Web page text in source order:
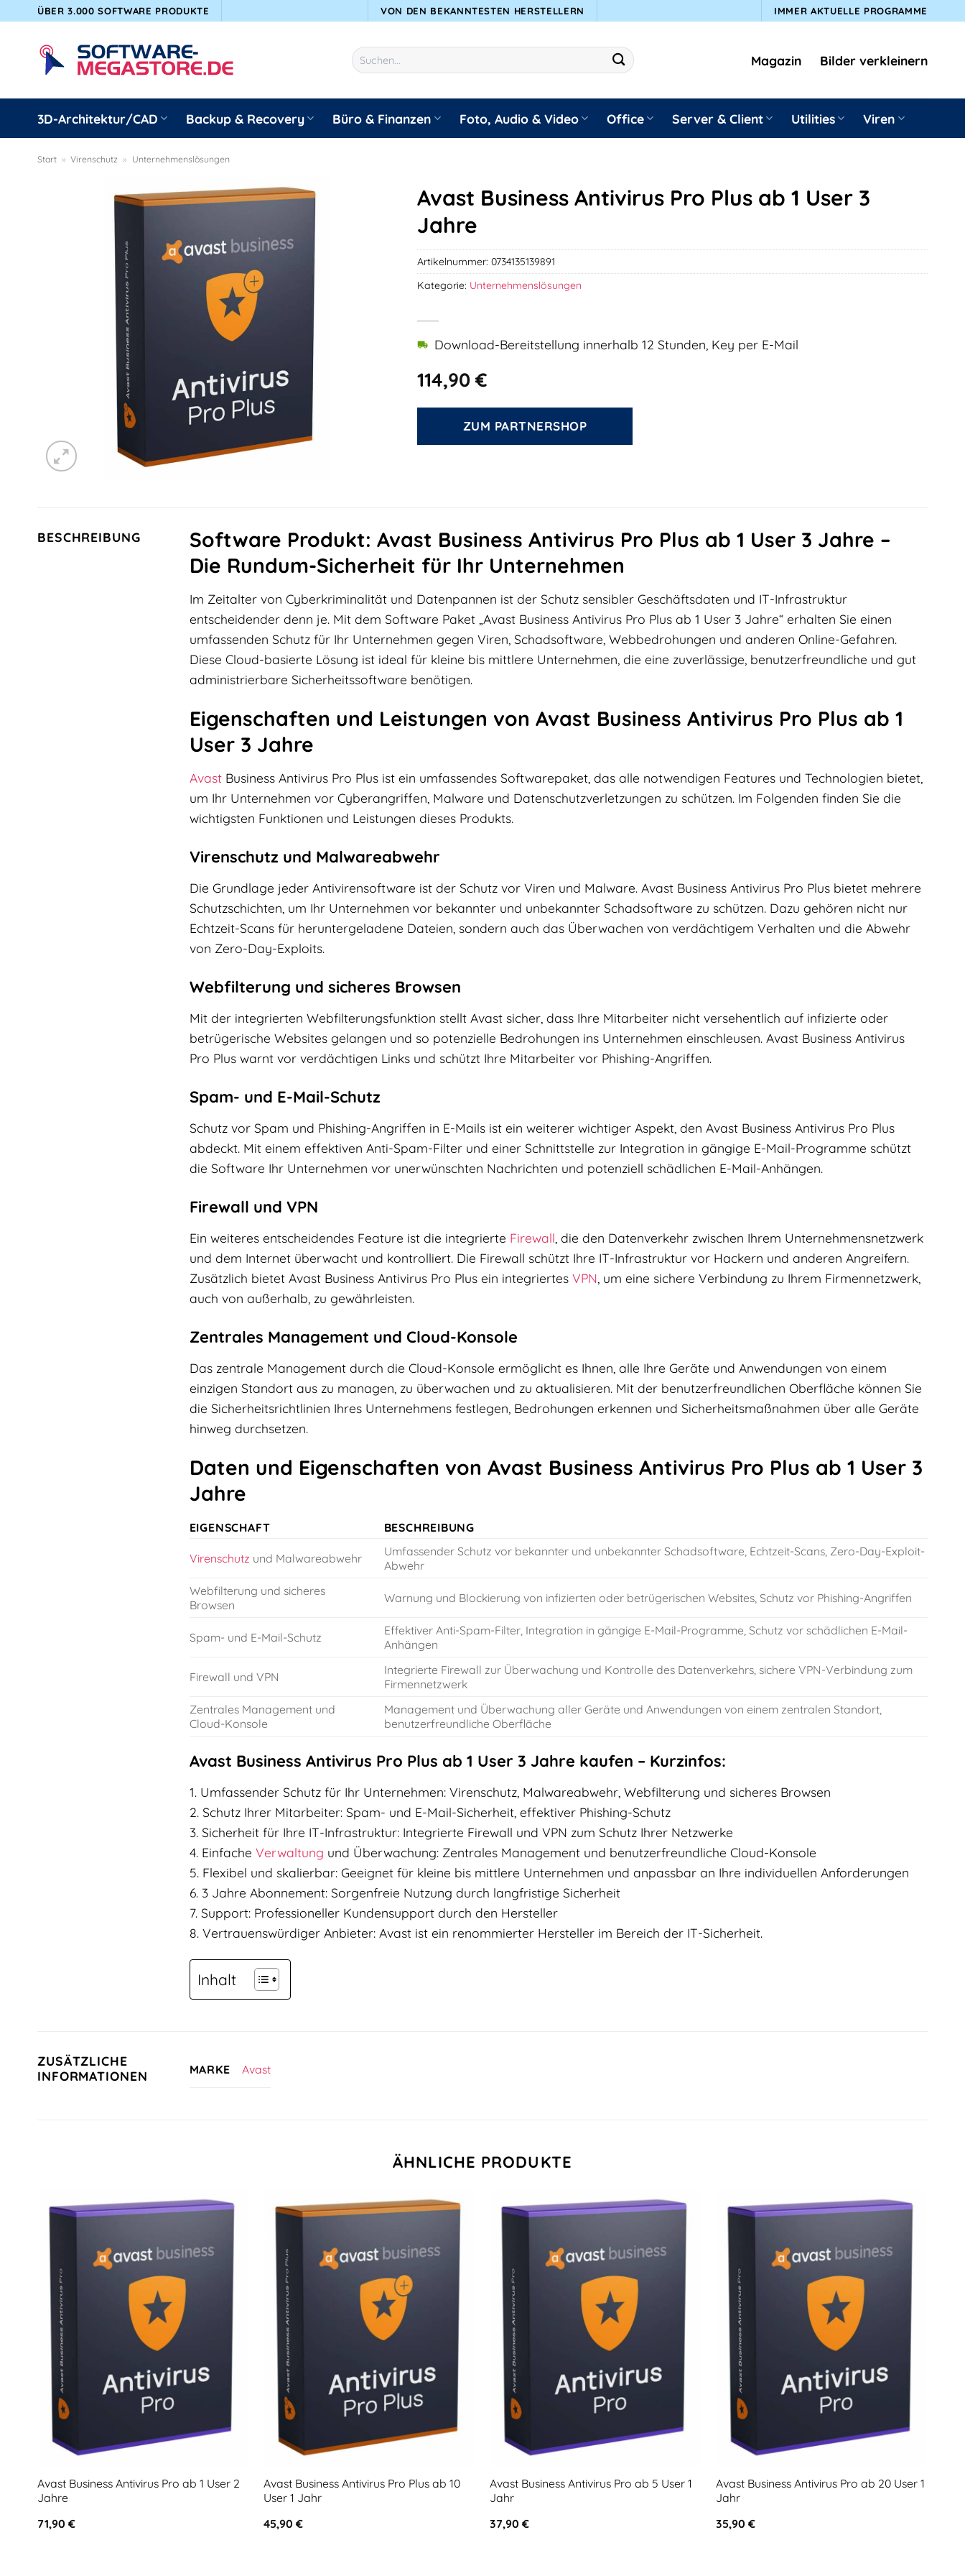
springen
ÜBER 3.000 SOFTWARE PRODUKTE VON DEN BEKANNTESTEN HERSTELLERN IMMER AKTUELLE PROGRAMME
Suchen
nach:
Magazin Bilder verkleinern
3D-Architektur/CAD Backup & Recovery Büro & Finanzen Foto, Audio & Video Office Server & Client Utilities Viren
Start » Virenschutz » Unternehmenslösungen
Avast Business Antivirus Pro Plus ab 1 User 3
Jahre
114,90€
Download-Bereitstellung innerhalb 12 Stunden, Key per E-Mail
ZUM PARTNERSHOP
Artikelnummer:0734135139891
Kategorie: Unternehmenslösungen
BESCHREIBUNG
Software Produkt: Avast Business Antivirus Pro Plus ab 1 User 3 Jahre –
Die Rundum-Sicherheit für Ihr Unternehmen
Im Zeitalter von Cyberkriminalität und Datenpannen ist der Schutz sensibler Geschäftsdaten und IT-Infrastruktur
entscheidender denn je. Mit dem Software Paket „Avast Business Antivirus Pro Plus ab 1 User 3 Jahre“ erhalten Sie einen
umfassenden Schutz für Ihr Unternehmen gegen Viren, Schadsoftware, Webbedrohungen und anderen Online-Gefahren.
Diese Cloud-basierte Lösung ist ideal für kleine bis mittlere Unternehmen, die eine zuverlässige, benutzerfreundliche und gut
administrierbare Sicherheitssoftware benötigen.
Eigenschaften und Leistungen von Avast Business Antivirus Pro Plus ab 1
User 3 Jahre
AvastBusiness Antivirus Pro Plus ist ein umfassendes Softwarepaket, das alle notwendigen Features und Technologien bietet,
um Ihr Unternehmen vor Cyberangriffen, Malware und Datenschutzverletzungen zu schützen. Im Folgenden finden Sie die
wichtigsten Funktionen und Leistungen dieses Produkts.
Virenschutz und Malwareabwehr
Die Grundlage jeder Antivirensoftware ist der Schutz vor Viren und Malware. Avast Business Antivirus Pro Plus bietet mehrere
Schutzschichten, um Ihr Unternehmen vor bekannter und unbekannter Schadsoftware zu schützen. Dazu gehören nicht nur
Echtzeit-Scans für heruntergeladene Dateien, sondern auch das Überwachen von verdächtigem Verhalten und die Abwehr
von Zero-Day-Exploits.
Webfilterung und sicheres Browsen
Mit der integrierten Webfilterungsfunktion stellt Avast sicher, dass Ihre Mitarbeiter nicht versehentlich auf infizierte oder
betrügerische Websites gelangen und so potenzielle Bedrohungen ins Unternehmen einschleusen. Avast Business Antivirus
Pro Plus warnt vor verdächtigen Links und schützt Ihre Mitarbeiter vor Phishing-Angriffen.
Spam- und E-Mail-Schutz
Schutz vor Spam und Phishing-Angriffen in E-Mails ist ein weiterer wichtiger Aspekt, den Avast Business Antivirus Pro Plus
abdeckt. Mit einem effektiven Anti-Spam-Filter und einer Schnittstelle zur Integration in gängige E-Mail-Programme schützt
die Software Ihr Unternehmen vor unerwünschten Nachrichten und potenziell schädlichen E-Mail-Anhängen.
Firewall und VPN
Ein weiteres entscheidendes Feature ist die integrierte Firewall , die den Datenverkehr zwischen Ihrem Unternehmensnetzwerk
und dem Internet überwacht und kontrolliert. Die Firewall schützt Ihre IT-Infrastruktur vor Hackern und anderen Angreifern.
Zusätzlich bietet Avast Business Antivirus Pro Plus ein integriertes VPN , um eine sichere Verbindung zu Ihrem Firmennetzwerk,
auch von außerhalb, zu gewährleisten.
Zentrales Management und Cloud-Konsole
Das zentrale Management durch die Cloud-Konsole ermöglicht es Ihnen, alle Ihre Geräte und Anwendungen von einem
einzigen Standort aus zu managen, zu überwachen und zu aktualisieren. Mit der benutzerfreundlichen Oberfläche können Sie
die Sicherheitsrichtlinien Ihres Unternehmens festlegen, Bedrohungen erkennen und Sicherheitsmaßnahmen über alle Geräte
hinweg durchsetzen.
Daten und Eigenschaften von Avast Business Antivirus Pro Plus ab 1 User 3
Jahre
EIGENSCHAFT BESCHREIBUNG
Virenschutz und Malwareabwehr
Umfassender Schutz vor bekannter und unbekannter Schadsoftware, Echtzeit-Scans, Zero-Day-Exploit-
Abwehr
Webfilterung und sicheres
Browsen
Warnung und Blockierung von infizierten oder betrügerischen Websites, Schutz vor Phishing-Angriffen
Spam- und E-Mail-Schutz
Effektiver Anti-Spam-Filter, Integration in gängige E-Mail-Programme, Schutz vor schädlichen E-Mail-
Anhängen
Firewall und VPN
Integrierte Firewall zur Überwachung und Kontrolle des Datenverkehrs, sichere VPN-Verbindung zum
Firmennetzwerk
Zentrales Management und
Cloud-Konsole
Management und Überwachung aller Geräte und Anwendungen von einem zentralen Standort,
benutzerfreundliche Oberfläche
Avast Business Antivirus Pro Plus ab 1 User 3 Jahre kaufen – Kurzinfos:
1. Umfassender Schutz für Ihr Unternehmen: Virenschutz, Malwareabwehr, Webfilterung und sicheres Browsen
2. Schutz Ihrer Mitarbeiter: Spam- und E-Mail-Sicherheit, effektiver Phishing-Schutz
3. Sicherheit für Ihre IT-Infrastruktur: Integrierte Firewall und VPN zum Schutz Ihrer Netzwerke
4. Einfache Verwaltung und Überwachung: Zentrales Management und benutzerfreundliche Cloud-Konsole
5. Flexibel und skalierbar: Geeignet für kleine bis mittlere Unternehmen und anpassbar an Ihre individuellen Anforderungen
6. 3 Jahre Abonnement: Sorgenfreie Nutzung durch langfristige Sicherheit
7. Support: Professioneller Kundensupport durch den Hersteller
8. Vertrauenswürdiger Anbieter: Avast ist ein renommierter Hersteller im Bereich der IT-Sicherheit.
Inhalt
ZUSÄTZLICHE
INFORMATIONEN
MARKE Avast
ÄHNLICHE PRODUKTE
Avast Business Antivirus Pro ab 1 User 2
Jahre
71,90 €
Avast Business Antivirus Pro Plus ab 10
User 1 Jahr
45,90 €
Avast Business Antivirus Pro ab 5 User 1
Jahr
37,90 €
Avast Business Antivirus Pro ab 20 User 1
Jahr
35,90 €